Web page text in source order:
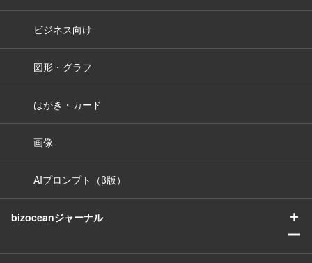
ビジネス向け
図形・グラフ
はがき・カード
画像
AIプロンプト（β版）
bizoceanジャーナル
＋
ー